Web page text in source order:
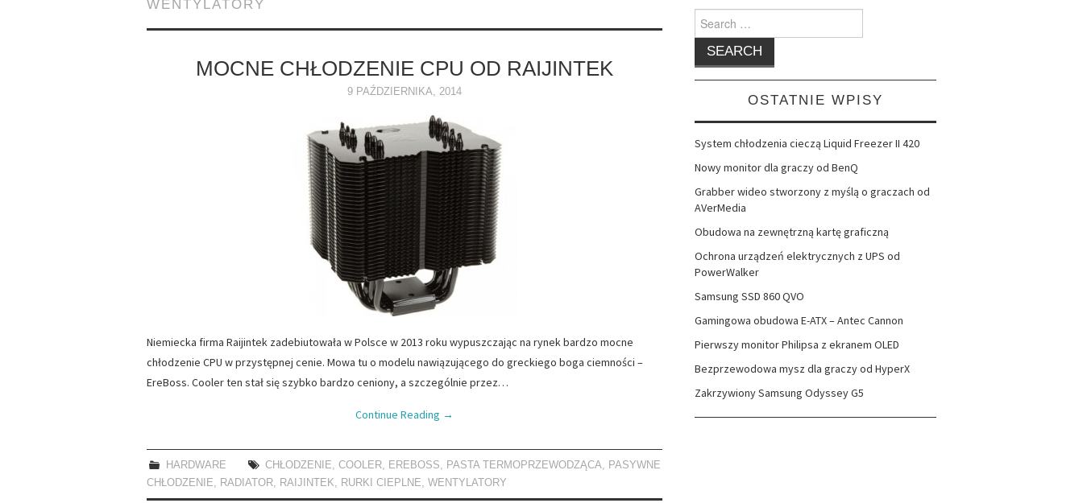
WENTYLATORY
MOCNE CHŁODZENIE CPU OD RAIJINTEK
9 PAŹDZIERNIKA, 2014
Niemiecka firma Raijintek zadebiutowała w Polsce w 2013 roku wypuszczając na rynek bardzo mocne
chłodzenie CPU w przystępnej cenie. Mowa tu o modelu nawiązującego do greckiego boga ciemności –
EreBoss. Cooler ten stał się szybko bardzo ceniony, a szczególnie przez…
Continue Reading →
HARDWARE CHŁODZENIE ,COOLER EREBOSS PASTA TERMOPRZEWODZĄCA
PASYWNE
CHŁODZENIE
RADIATOR RAIJINTEK RURKI CIEPLNE WENTYLATORY
Search
for:
OSTATNIE WPISY
System chłodzenia cieczą Liquid Freezer II 420
Nowy monitor dla graczy od BenQ
Grabber wideo stworzony z myślą o graczach od
AVerMedia
Obudowa na zewnętrzną kartę graficzną
Ochrona urządzeń elektrycznych z UPS od
PowerWalker
Samsung SSD 860 QVO
Gamingowa obudowa E-ATX – Antec Cannon
Pierwszy monitor Philipsa z ekranem OLED
Bezprzewodowa mysz dla graczy od HyperX
Zakrzywiony Samsung Odyssey G5